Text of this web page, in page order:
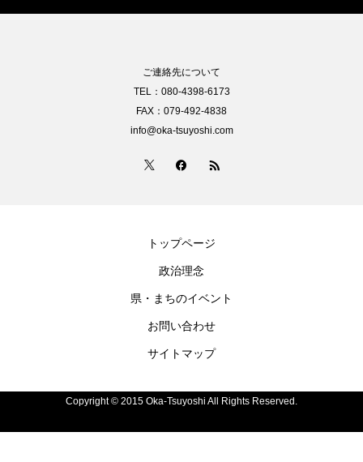
ご連絡先について
TEL：080-4398-6173
FAX：079-492-4838
info@oka-tsuyoshi.com
トップページ
政治理念
県・まちのイベント
お問い合わせ
サイトマップ
Copyright © 2015 Oka-Tsuyoshi All Rights Reserved.